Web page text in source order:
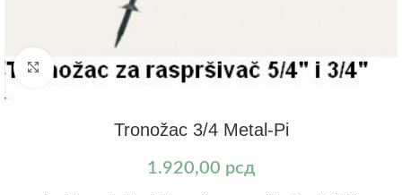
Kliknite za uvećanje
Tronožac 3/4 Metal-Pi
1.920,00 рсд